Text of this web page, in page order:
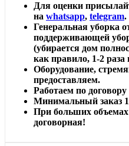
Для оценки
на whatsapp, telegram.
Генеральная уборка
поддерживающей
(убирается дом
как правило, 1-2 раза
Оборудование,
предоставляем.
Работаем по
Минимальный заказ
При больших объемах
договорная!